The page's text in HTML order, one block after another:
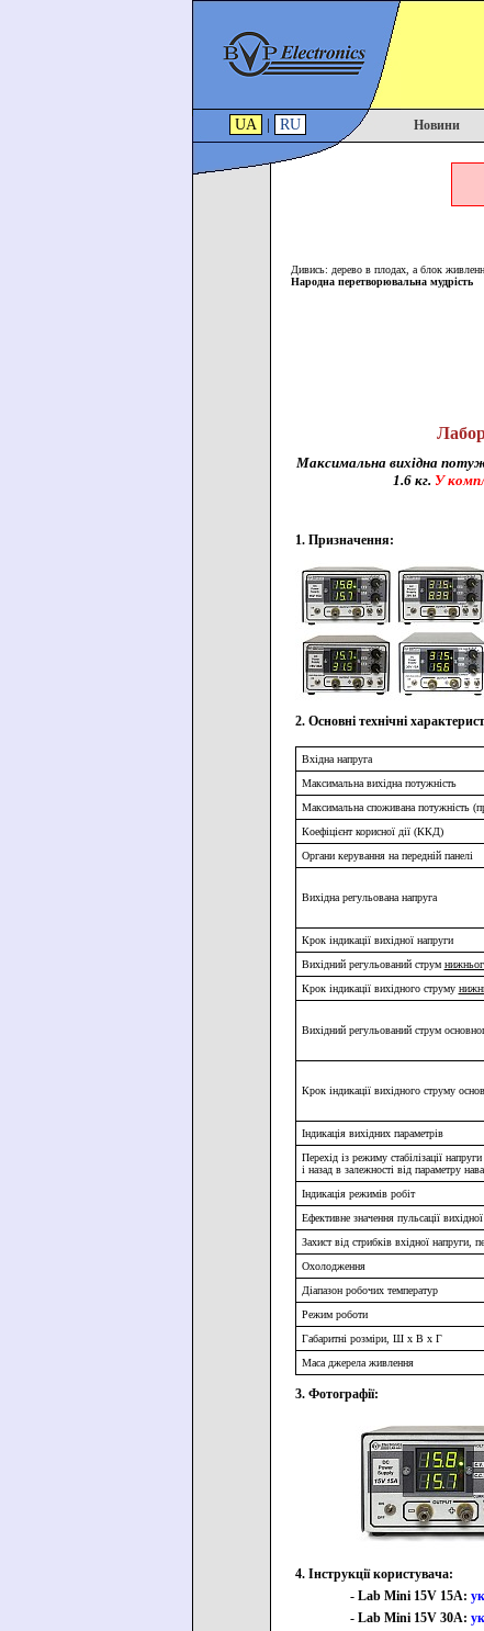
UA RU Новини
Дивись: дерево в плодах, а блок
Народна перетворювальна мудрість
Максимальна вихідна
1.6 кг. У
1. Призначення:
2. Основні технічні
Вхідна напруга
Максимальна вихідна потужність
Максимальна споживана потужність
Коефіцієнт корисної дії (ККД)
Органи керування на передній панелі
Вихідна регульована напруга
Крок індикації вихідної напруги
Вихідний регульований струм
Крок індикації вихідного струму
Вихідний регульований струм
Крок індикації вихідного струму
Індикація вихідних параметрів
Перехід із режиму стабілізації
і назад в залежності від параметру
Індикація режимів робіт
Ефективне значення пульсації
Захист від стрибків вхідної напруги,
Охолодження
Діапазон робочих температур
Режим роботи
Габаритні розміри, Ш х В х Г
Маса джерела живлення
3. Фотографії:
4. Інструкції користувача:
- Lab Mini 15V 15A:
- Lab Mini 15V 30A: